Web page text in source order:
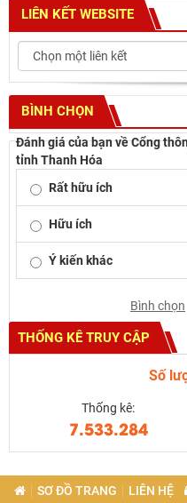
LIÊN KẾT WEBSITE
BÌNH CHỌN
Đánh giá của bạn về Cổng
tỉnh Thanh Hóa
Rất hữu ích
Hữu ích
Ý kiến khác
Bình chọn
THỐNG KÊ TRUY CẬP
Số
Thống kê:
7.533.284
SƠ ĐỒ TRANG LIÊN HỆ